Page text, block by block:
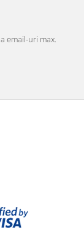
email-uri max.